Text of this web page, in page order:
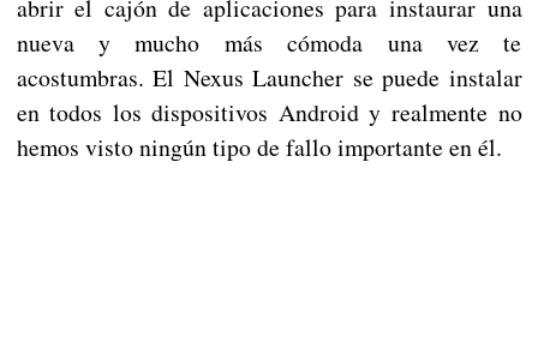
abrir el cajón de aplicaciones para instaurar una
nueva y mucho más cómoda una vez te
acostumbras. El Nexus Launcher se puede instalar
en todos los dispositivos Android y realmente no
hemos visto ningún tipo de fallo importante en él.